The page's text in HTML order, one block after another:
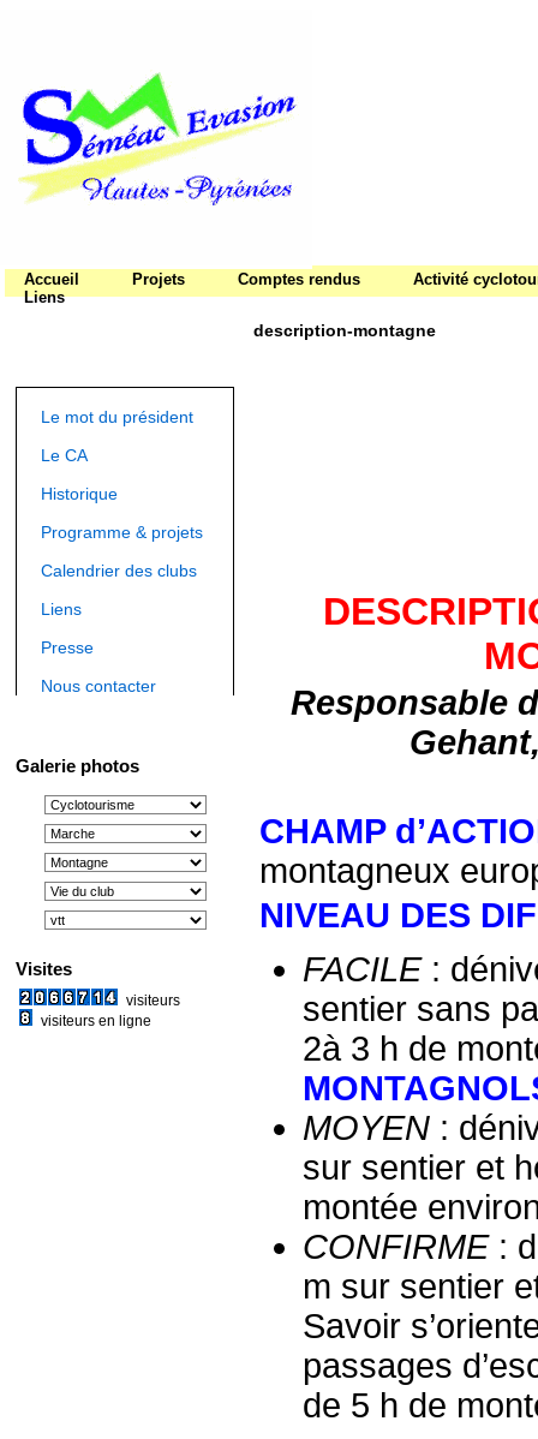
Accueil Projets Comptes rendus
Activité
Liens
Le mot du président
Le CA
Historique
Programme & projets
Calendrier des clubs
Liens
Presse
Nous contacter
Galerie photos
Visites
visiteurs
visiteurs en ligne
description-montagne
Responsable
CHAMP
montagneux
NIVEAU DES
FACILE:
sentier sans
2à 3 h de
MOYEN :
sur sentier et
montée
CONFIRME:
m sur sentier
Savoir
passages
de 5 h de